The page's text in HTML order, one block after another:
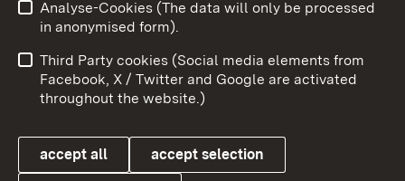
User information
Data protection
Cookies
To
Analyse-Cookies (The data will only be processed
in anonymised form).
Third Party cookies (Social media elements from
Facebook, X / Twitter and Google are activated
throughout the website.)
accept all accept selection